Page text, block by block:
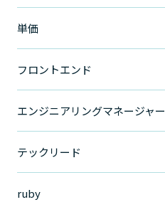
単価
フロントエンド
エンジニアリングマネージャー
テックリード
ruby